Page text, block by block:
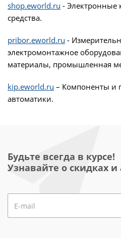
shop.eworld.ru - Электронные
средства.
pribor.eworld.ru -
электромонтажное
материалы, промышленная
kip.eworld.ru – Компоненты
автоматики.
Будьте всегда в курсе!
Узнавайте о скидках